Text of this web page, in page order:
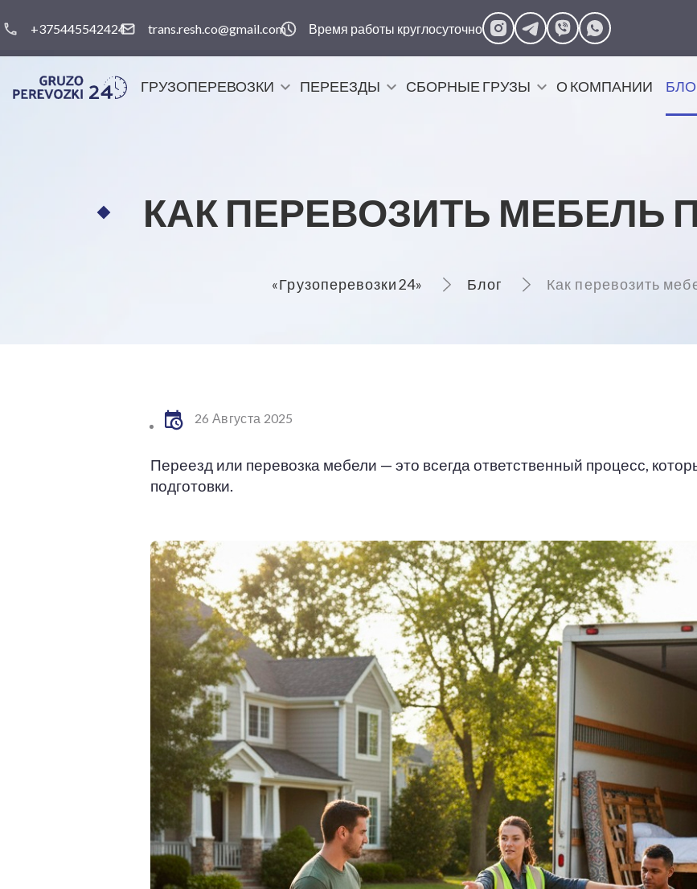
+375445542424 trans.resh.co@gmail.com Время работы круглосуточно
ГРУЗОПЕРЕВОЗКИ ПЕРЕЕЗДЫ СБОРНЫЕ ГРУЗЫ О КОМПАНИИ
КАК ПЕРЕВОЗИТЬ МЕБЕЛЬ
«Грузоперевозки24» Блог Как перевозить
26 Августа 2025
Переезд или перевозка мебели — это всегда ответственный процесс,
подготовки.